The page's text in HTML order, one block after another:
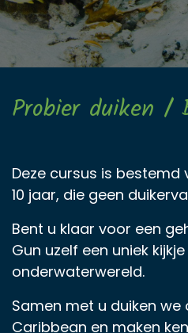
Probier duiken /
Deze cursus is
10 jaar, die geen
Bent u klaar voor een
Gun uzelf een uniek
onderwaterwereld.
Samen met u duiken
Caribbean en maken